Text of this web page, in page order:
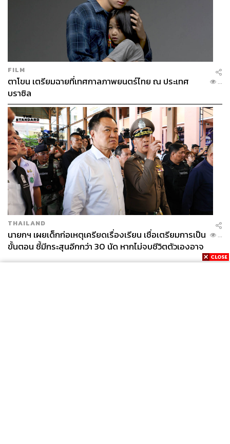
FILM
ตาโขน เตรียมฉายที่เทศกาลภาพยนตร์ไทย ณ ประเทศ
บราซิล
...
THAILAND
นายกฯ เผยเด็กก่อเหตุเครียดเรื่องเรียน เชื่อเตรียมการเป็น
ขั้นตอน ชี้มีกระสุนอีกกว่า 30 นัด หากไม่จบชีวิตตัวเองอาจ
สูญเสียเพิ่ม
...